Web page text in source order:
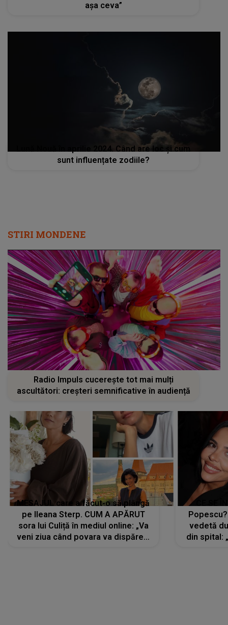
așa ceva”
Lună Nouă în aprilie 2024. Când are loc și cum
sunt influențate zodiile?
STIRI MONDENE
Radio Impuls cucerește tot mai mulți
ascultători: creșteri semnificative în audiență
MESAJUL care a făcut-o să plângă
pe Ileana Sterp. CUM A APĂRUT
sora lui Culiță în mediul online: „Va
veni ziua când povara va dispărea,
vedetă
din spital: